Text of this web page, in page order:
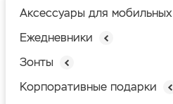
Аксессуары для мобильных
Ежедневники
Зонты
Корпоративные подарки